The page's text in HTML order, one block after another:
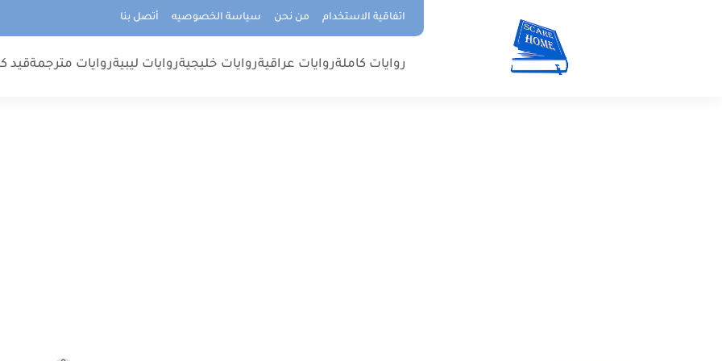
اتفاقية الاستخدام من نحن سياسة الخصوصيه أتصل بنا
روايات كاملةروايات عراقيةروايات خليجيةروايات ليبيةروايات مترجمةقيد